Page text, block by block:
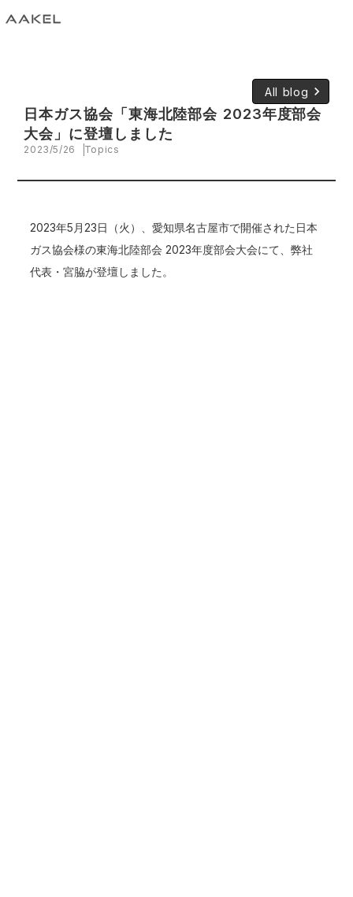
All blog keyboard_arrow_right
日本ガス協会「東海北陸部会 2023年度部会
大会」に登壇しました
2023/5/26 Topics
2023年5月23日（火）、愛知県名古屋市で開催された日本
ガス協会様の東海北陸部会 2023年度部会大会にて、弊社
代表・宮脇が登壇しました。